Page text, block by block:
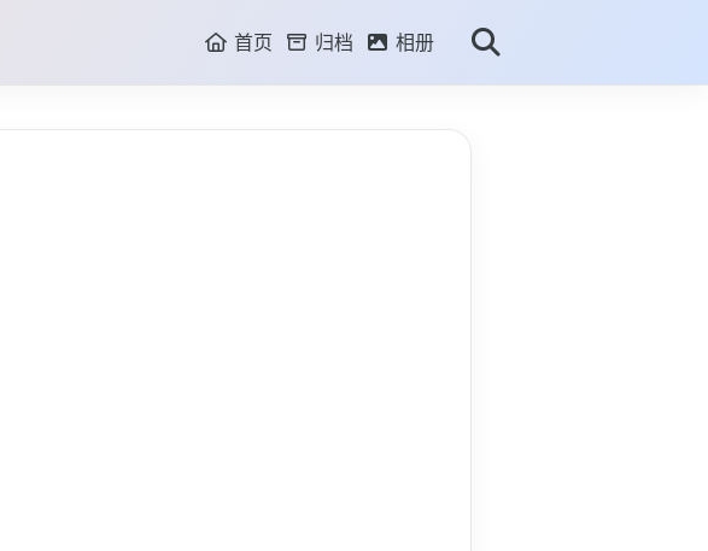
首页 归档 相册